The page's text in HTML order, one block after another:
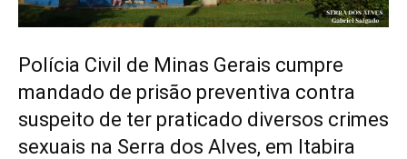
Polícia Civil de Minas Gerais cumpre
mandado de prisão preventiva contra
suspeito de ter praticado diversos crimes
sexuais na Serra dos Alves, em Itabira